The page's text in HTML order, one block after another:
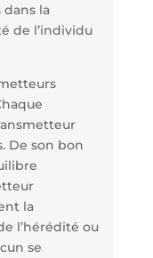
la
de l’individu
De son bon
la
l’hérédité ou
se